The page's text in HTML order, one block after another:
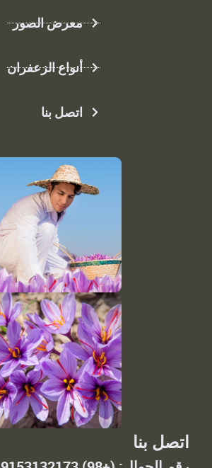
اتصل بنا
معرض الصور
أنواع الزعفران
اتصل بنا